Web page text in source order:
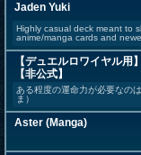
Jaden Yuki
Highly casual deck meant to
anime/manga cards and
【デュエルロワイヤル用
【非公式】
ある程度の運命力が必要なの
ま）
Aster (Manga)